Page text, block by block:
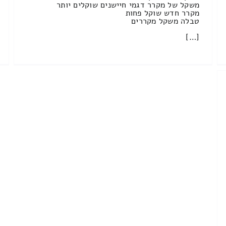
משקל של מקרר דגמי חיישנים שוקלים יותר
מקרר חדש שוקל פחות
טבלה משקל מקררים
[…]